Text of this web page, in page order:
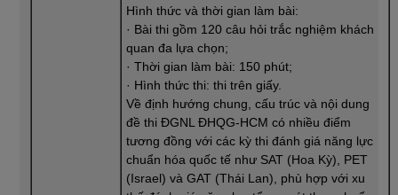
Hình thức và thời gian làm bài:
· Bài thi gồm 120 câu hỏi trắc nghiệm khách
quan đa lựa chọn;
· Thời gian làm bài: 150 phút;
· Hình thức thi: thi trên giấy.
Về định hướng chung, cấu trúc và nội dung
đề thi ĐGNL ĐHQG-HCM có nhiều điểm
tương đồng với các kỳ thi đánh giá năng lực
chuẩn hóa quốc tế như SAT (Hoa Kỳ), PET
(Israel) và GAT (Thái Lan), phù hợp với xu